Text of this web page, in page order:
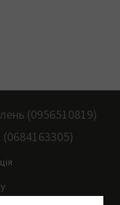
(0956510819)
(0684163305)